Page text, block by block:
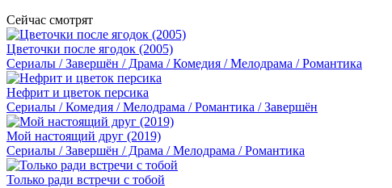
Сейчас смотрят
Цветочки после ягодок (2005)
Сериалы / Завершён / Драма / Комедия / Мелодрама / Романтика
Нефрит и цветок персика
Сериалы / Комедия / Мелодрама / Романтика / Завершён
Мой настоящий друг (2019)
Сериалы / Завершён / Драма / Мелодрама / Романтика
Только ради встречи с тобой